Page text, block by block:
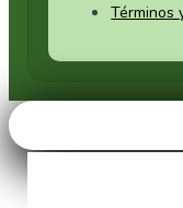
Términos